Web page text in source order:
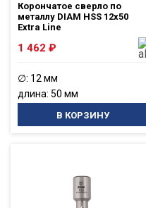
Корончатое сверло по
металлу DIAM HSS 12x50
Extra Line
1 462 ₽
∅: 12 мм
длина: 50 мм
В КОРЗИНУ